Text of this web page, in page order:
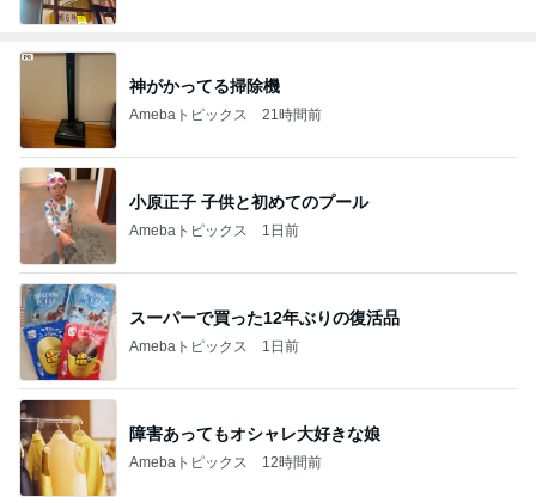
神がかってる掃除機
Amebaトピックス 21時間前
小原正子 子供と初めてのプール
Amebaトピックス 1日前
スーパーで買った12年ぶりの復活品
Amebaトピックス 1日前
障害あってもオシャレ大好きな娘
Amebaトピックス 12時間前